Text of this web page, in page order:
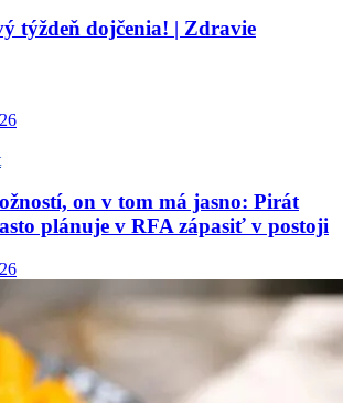
týždeň dojčenia! | Zdravie
on v tom má jasno: Pirát
plánuje v RFA zápasiť v postoji